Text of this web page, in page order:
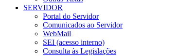
SERVIDOR
Portal do Servidor
Comunicados ao Servidor
WebMail
SEI (acesso interno)
Consulta às Legislações